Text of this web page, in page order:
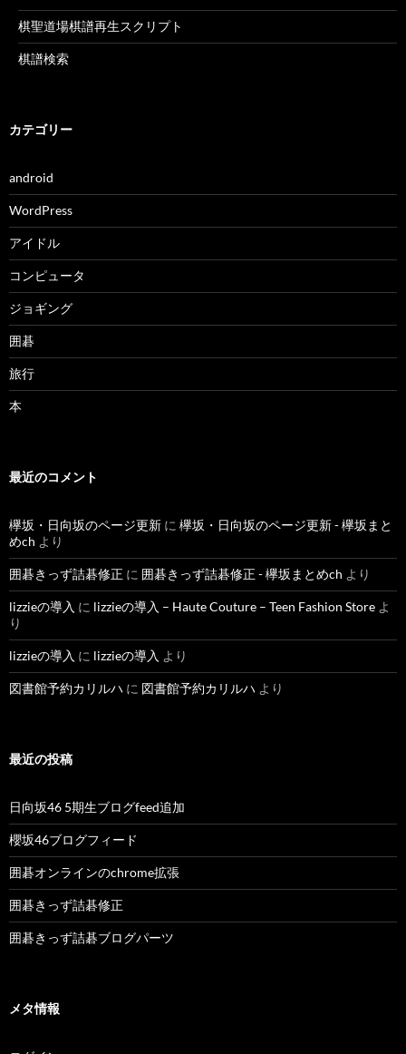
棋聖道場棋譜再生スクリプト
棋譜検索
カテゴリー
android
WordPress
アイドル
コンピュータ
ジョギング
囲碁
旅行
本
最近のコメント
欅坂・日向坂のページ更新 に 欅坂・日向坂のページ更新 - 欅坂まと
めch より
囲碁きっず詰碁修正 に 囲碁きっず詰碁修正 - 欅坂まとめch より
lizzieの導入 に lizzieの導入 – Haute Couture – Teen Fashion Store よ
り
lizzieの導入 に lizzieの導入 より
図書館予約カリルハ に 図書館予約カリルハ より
最近の投稿
日向坂46 5期生ブログfeed追加
櫻坂46ブログフィード
囲碁オンラインのchrome拡張
囲碁きっず詰碁修正
囲碁きっず詰碁ブログパーツ
メタ情報